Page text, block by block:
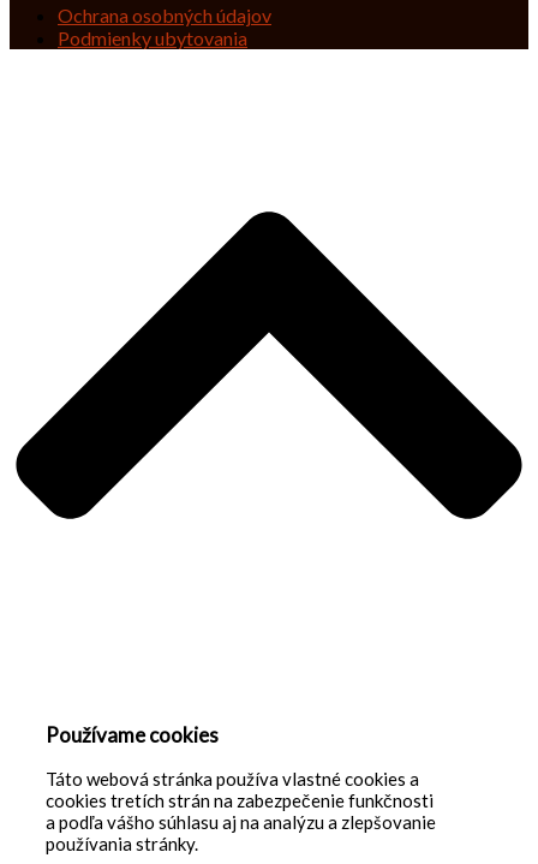
Ochrana osobných údajov
Podmienky ubytovania
Používame cookies
Táto webová stránka používa vlastné cookies a
cookies tretích strán na zabezpečenie funkčnosti
a podľa vášho súhlasu aj na analýzu a zlepšovanie
používania stránky.